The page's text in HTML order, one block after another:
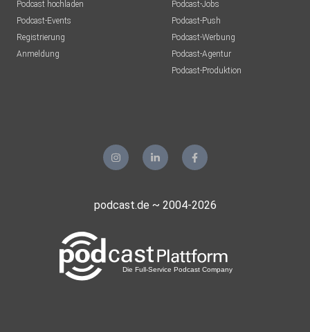
Podcast hochladen
Podcast-Events
Registrierung
Anmeldung
Podcast-Jobs
Podcast-Push
Podcast-Werbung
Podcast-Agentur
Podcast-Produktion
podcast.de ~ 2004-2026